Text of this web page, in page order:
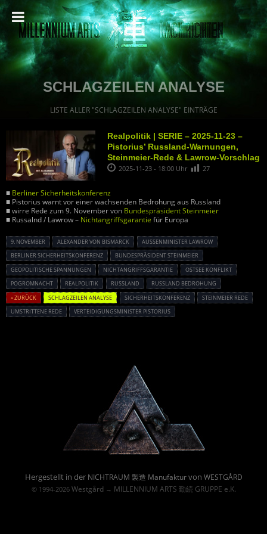
SCHLAGZEILEN ANALYSE
LISTE ALLER "SCHLAGZEILEN ANALYSE" EINTRÄGE
Realpolitik | SERIE – 2025-11-23 –
Pistorius’ Russland-Warnungen,
Steinmeier-Rede & Lawrow-Vorschlag
2025-11-23 - 18:00 Uhr 27
■ Berliner Sicherheitskonferenz
■ Pistorius warnt vor einer wachsenden Bedrohung aus Russland
■ wirre Rede zum 9. November von Bundespräsident Steinmeier
■ Russalnd / Lawrow – Nichtangriffsgarantie für Europa
9. NOVEMBER ALEXANDER VON BISMARCK
AUSSENMINISTER LAWROW
BERLINER SICHERHEITSKONFERENZ
BUNDESPRÄSIDENT STEINMEIER
GEOPOLITISCHE SPANNUNGEN
NICHTANGRIFFSGARANTIE
OSTSEE KONFLIKT
POGROMNACHT
REALPOLITIK RUSSLAND
RUSSLAND BEDROHUNG
« ZURÜCK
SCHLAGZEILEN ANALYSE SICHERHEITSKONFERENZ
STEINMEIER REDE
UMSTRITTENE REDE
VERTEIDIGUNGSMINISTER PISTORIUS
Hergestellt in der NICHTRAUM 製造 Manufakturvon WESTGÅRD
© 1994-2026 Westgård→ MILLENNIUM ARTS 勤続 GRUPPE e.K.
Powered By :